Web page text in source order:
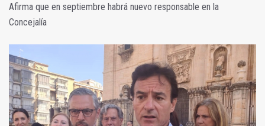
Afirma que en septiembre habrá nuevo responsable en la
Concejalía